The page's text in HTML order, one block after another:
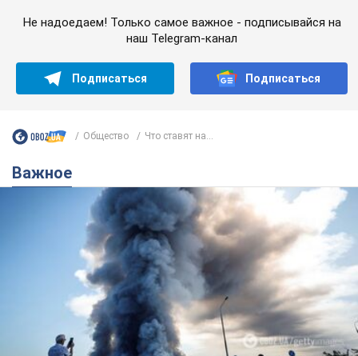
Не надоедаем! Только самое важное - подписывайся на
наш Telegram-канал
Подписаться Подписаться
Общество Что ставят на...
Важное